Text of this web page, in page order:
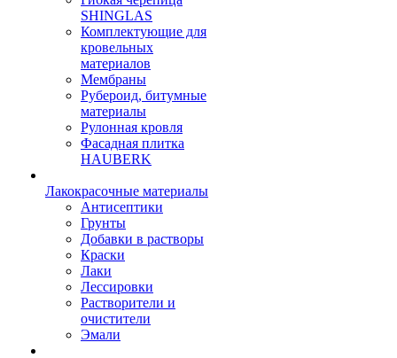
SHINGLAS
Комплектующие для
кровельных
материалов
Мембраны
Рубероид, битумные
материалы
Рулонная кровля
Фасадная плитка
HAUBERK
Лакокрасочные материалы
Антисептики
Грунты
Добавки в растворы
Краски
Лаки
Лессировки
Растворители и
очистители
Эмали